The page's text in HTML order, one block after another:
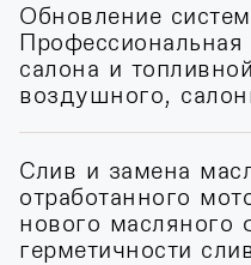
Обновление
салона и
воздушного,
Слив и замена
отработанного
нового масляного
герметичности